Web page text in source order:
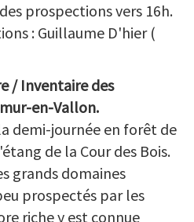
prospections vers 16h.
: Guillaume D'hier (
/ Inventaire des
en-Vallon.
demi-journée en forêt de
de la Cour des Bois.
grands domaines
prospectés par les
riche y est connue